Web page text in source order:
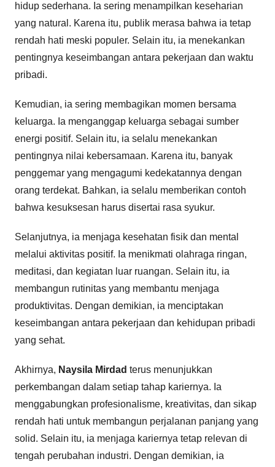
hidup sederhana. Ia sering menampilkan keseharian
yang natural. Karena itu, publik merasa bahwa ia tetap
rendah hati meski populer. Selain itu, ia menekankan
pentingnya keseimbangan antara pekerjaan dan waktu
pribadi.
Kemudian, ia sering membagikan momen bersama
keluarga. Ia menganggap keluarga sebagai sumber
energi positif. Selain itu, ia selalu menekankan
pentingnya nilai kebersamaan. Karena itu, banyak
penggemar yang mengagumi kedekatannya dengan
orang terdekat. Bahkan, ia selalu memberikan contoh
bahwa kesuksesan harus disertai rasa syukur.
Selanjutnya, ia menjaga kesehatan fisik dan mental
melalui aktivitas positif. Ia menikmati olahraga ringan,
meditasi, dan kegiatan luar ruangan. Selain itu, ia
membangun rutinitas yang membantu menjaga
produktivitas. Dengan demikian, ia menciptakan
keseimbangan antara pekerjaan dan kehidupan pribadi
yang sehat.
Akhirnya, Naysila Mirdad terus menunjukkan
perkembangan dalam setiap tahap kariernya. Ia
menggabungkan profesionalisme, kreativitas, dan sikap
rendah hati untuk membangun perjalanan panjang yang
solid. Selain itu, ia menjaga kariernya tetap relevan di
tengah perubahan industri. Dengan demikian, ia